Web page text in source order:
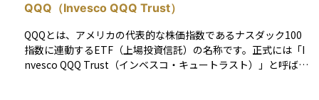
QQQ（Invesco QQQ Trust）
QQQとは、アメリカの代表的な株価指数であるナスダック100
指数に連動するETF（上場投資信託）の名称です。正式には「I
nvesco QQQ Trust（インベスコ・キュートラスト）」と呼ば